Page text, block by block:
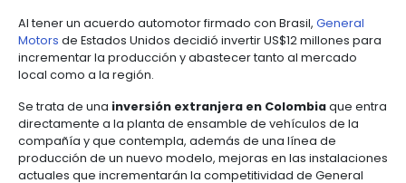
Régimen
de
zonas
francas
Unidas sobre Comercio y Desarrollo (Unctad),
uno de los 30 países que mayorinversión
directaconcentra en el mundo.
Con la ayuda de PROCOLOMBIA usted puede
primera manoen qué se puede invertir en
cómo hacerlo para expandir sus negocios en la